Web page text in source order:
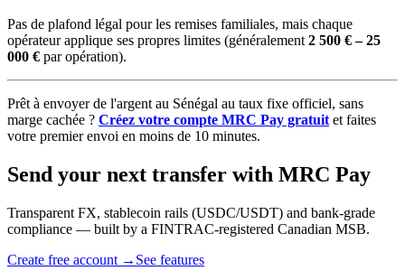
Pas de plafond légal pour les remises familiales, mais chaque
opérateur applique ses propres limites (généralement 2 500 € – 25
000 € par opération).
Prêt à envoyer de l'argent au Sénégal au taux fixe officiel, sans
marge cachée ? Créez votre compte MRC Pay gratuit et faites
votre premier envoi en moins de 10 minutes.
Send your next transfer with MRC Pay
Transparent FX, stablecoin rails (USDC/USDT) and bank-grade
compliance — built by a FINTRAC-registered Canadian MSB.
Create free account → See features